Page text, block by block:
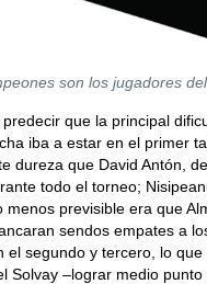
son los jugadores
que la principal
iba a estar en el primer
dureza que David Antón,
todo el torneo;
menos previsible era que
sendos empates a
el segundo y tercero, lo
Solvay –lograr medio